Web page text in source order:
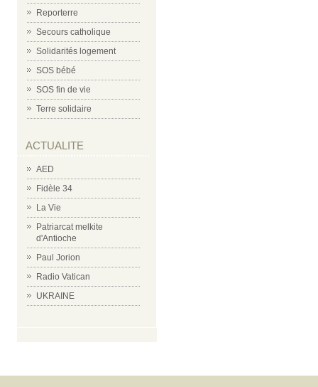
Reporterre
Secours catholique
Solidarités logement
SOS bébé
SOS fin de vie
Terre solidaire
ACTUALITE
AED
Fidèle 34
La Vie
Patriarcat melkite
d'Antioche
Paul Jorion
Radio Vatican
UKRAINE